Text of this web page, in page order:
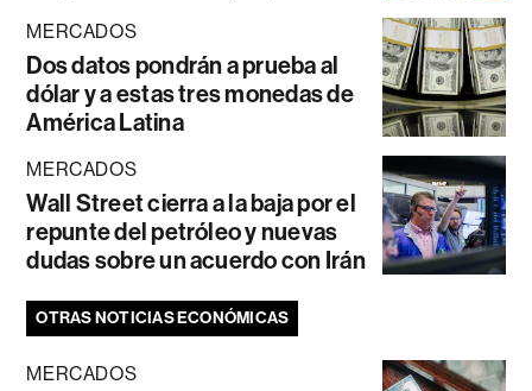
MERCADOS
Dos datos pondrán a prueba al
dólar y a estas tres monedas de
América Latina
MERCADOS
Wall Street cierra a la baja por el
repunte del petróleo y nuevas
dudas sobre un acuerdo con Irán
OTRAS NOTICIAS ECONÓMICAS
MERCADOS